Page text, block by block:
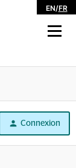
EN/FR
Connexion